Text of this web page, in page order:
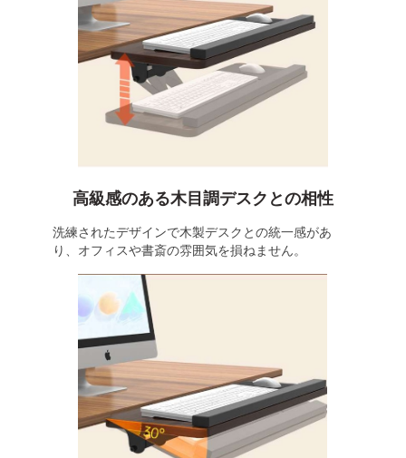
高級感のある木目調デスクとの相性
洗練されたデザインで木製デスクとの統一感があ
り、オフィスや書斎の雰囲気を損ねません。